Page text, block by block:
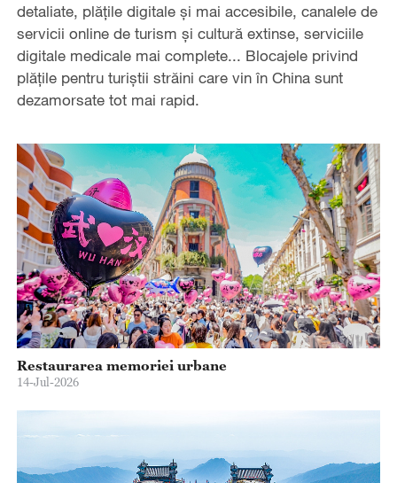
detaliate, plățile digitale și mai accesibile, canalele de
servicii online de turism și cultură extinse, serviciile
digitale medicale mai complete... Blocajele privind
plățile pentru turiștii străini care vin în China sunt
dezamorsate tot mai rapid.
Restaurarea memoriei urbane
14-Jul-2026